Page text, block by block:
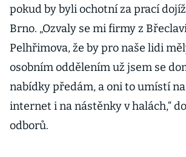
pokud by byli ochotní za prací
Brno. „Ozvaly se mi firmy z
Pelhřimova, že by pro naše lidi
osobním oddělením už jsem se
nabídky předám, a oni to umístí
internet i na nástěnky v halách,“
odborů.